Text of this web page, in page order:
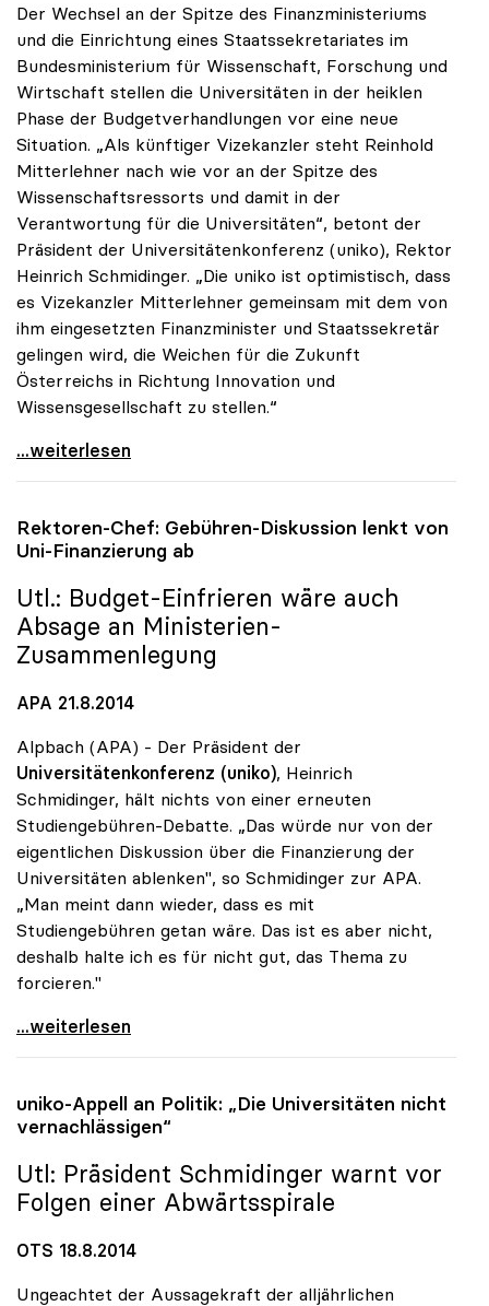
Der Wechsel an der Spitze des Finanzministeriums
und die Einrichtung eines Staatssekretariates im
Bundesministerium für Wissenschaft, Forschung und
Wirtschaft stellen die Universitäten in der heiklen
Phase der Budgetverhandlungen vor eine neue
Situation. „Als künftiger Vizekanzler steht Reinhold
Mitterlehner nach wie vor an der Spitze des
Wissenschaftsressorts und damit in der
Verantwortung für die Universitäten“, betont der
Präsident der Universitätenkonferenz (uniko), Rektor
Heinrich Schmidinger. „Die uniko ist optimistisch, dass
es Vizekanzler Mitterlehner gemeinsam mit dem von
ihm eingesetzten Finanzminister und Staatssekretär
gelingen wird, die Weichen für die Zukunft
Österreichs in Richtung Innovation und
Wissensgesellschaft zu stellen.“
uniko: Regierungsumbildung als Chance zur Stärkung
...weiterlesen
Rektoren-Chef: Gebühren-Diskussion lenkt von
Uni-Finanzierung ab
Utl.: Budget-Einfrieren wäre auch
Absage an Ministerien-
Zusammenlegung
APA 21.8.2014
Alpbach (APA) - Der Präsident der
Universitätenkonferenz (uniko), Heinrich
Schmidinger, hält nichts von einer erneuten
Studiengebühren-Debatte. „Das würde nur von der
eigentlichen Diskussion über die Finanzierung der
Universitäten ablenken", so Schmidinger zur APA.
„Man meint dann wieder, dass es mit
Studiengebühren getan wäre. Das ist es aber nicht,
deshalb halte ich es für nicht gut, das Thema zu
forcieren."
Rektoren-Chef: Gebühren-Diskussion lenkt von
...weiterlesen
uniko-Appell an Politik: „Die Universitäten nicht
vernachlässigen“
Utl: Präsident Schmidinger warnt vor
Folgen einer Abwärtsspirale
OTS 18.8.2014
Ungeachtet der Aussagekraft der alljährlichen